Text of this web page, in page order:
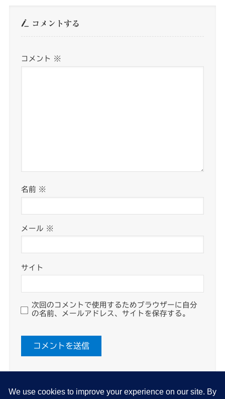
コメントする
コメント ※
名前 ※
メール ※
サイト
次回のコメントで使用するためブラウザーに自分
の名前、メールアドレス、サイトを保存する。